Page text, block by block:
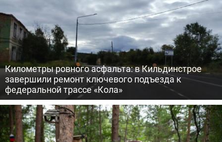
Километры ровного асфальта: в Кильдинстрое
завершили ремонт ключевого подъезда к
федеральной трассе «Кола»